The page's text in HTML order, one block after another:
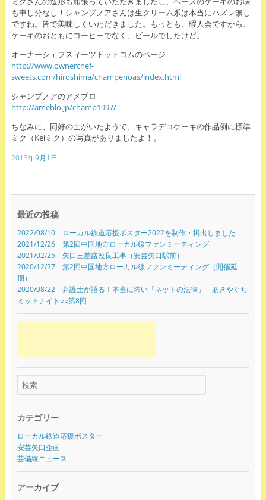
も申し分なし！シャンプノアさんは生クリーム系は本当にハズレ無し
ですね。皆で美味しくいただきました。もっとも、暇人会ですから、
ケーキのおともにコーヒーでなく、ビールでしたけど。
オーナーシェフスィーツドットコムのページ
http://www.ownerchef-
sweets.com/hiroshima/champenoas/index.html
シャンプノアのアメブロ
http://ameblo.jp/champ1997/
ちなみに、同好の士がいたようで、キャラデコケーキの作品例に標準
ミク（Keiミク）の写真がありましたよ！。
2013年9月1日
最近の投稿
2022/08/10 ローカル鉄道応援ポスター2022を制作・掲出しました
2021/12/26 第2回中国地方ローカル線ファンミーティング
2021/02/25 矢口三差路改良工事（安芸矢口駅前）
2020/12/27 第2回中国地方ローカル線ファンミーティング（開催延
期）
2020/08/22 弁護士が語る！本当に怖い「ネットの法律」 あきやぐち
ミッドナイト○○第8回
カテゴリー
ローカル鉄道応援ポスター
安芸矢口企画
芸備線ニュース
アーカイブ